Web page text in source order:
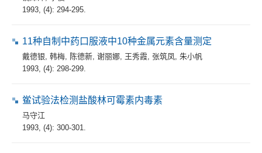
1993, (4): 294-295.
11种自制中药口服液中10种金属元素含量测定
戴德银 韩梅 陈德新 谢丽娜 王秀霞 张筑凤 朱小帆
1993, (4): 298-299.
鲎试验法检测盐酸林可霉素内毒素
马守江
1993, (4): 300-301.